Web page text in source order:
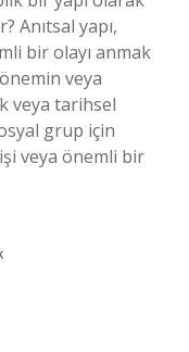
Anıtsal yapı,
bir olayı anmak
veya
veya tarihsel
grup için
veya önemli bir